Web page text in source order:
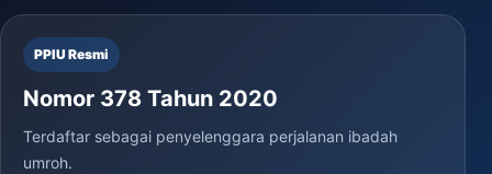
PPIU Resmi
Nomor 378 Tahun 2020
Terdaftar sebagai penyelenggara perjalanan ibadah
umroh.